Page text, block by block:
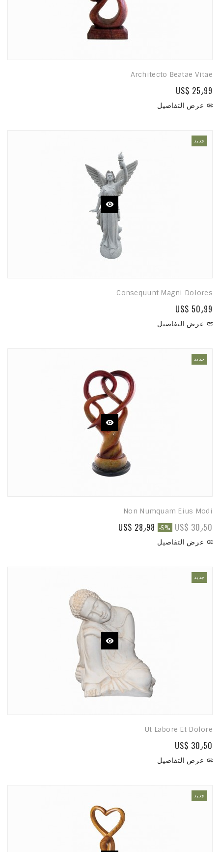
Architecto Beatae Vitae
US$ 25٫99
 عرض التفاصيل
جديد
Consequunt Magni Dolores
US$ 50٫99
 عرض التفاصيل
جديد
Non Numquam Eius Modi
US$ 28٫98 -5% US$ 30٫50
 عرض التفاصيل
جديد
Ut Labore Et Dolore
US$ 30٫50
 عرض التفاصيل
جديد